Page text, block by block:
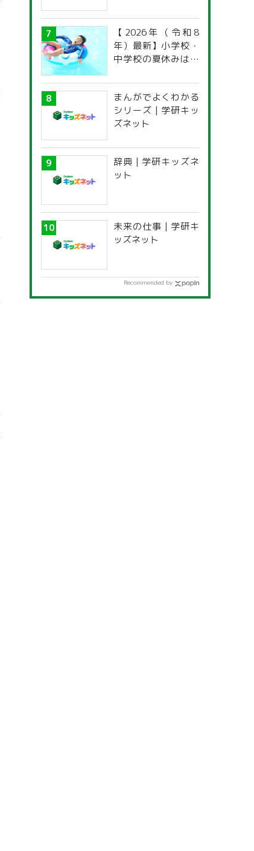
【2026年（令和8
年）最新】小学校・
中学校の夏休みはい
道府県別「夏季休暇
一覧」
まんがでよくわかる
シリーズ | 学研キッ
ズネット
辞典 | 学研キッズネ
ット
未来の仕事 | 学研キ
ッズネット
Recommended by